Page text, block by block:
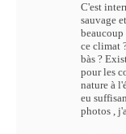
C'est
sauvage
ce climat
bàs ?
pour les
nature à
eu
photos ,